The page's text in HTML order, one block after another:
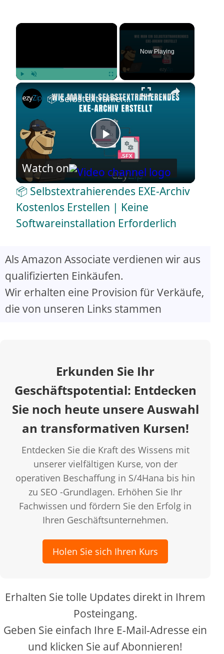
×
Now Playing
×
P
l
a
V
i
o
📦 Selbstextrahierendes EXE-Archiv Kostenlos Erstellen | Keine Softwareinstallation Erforderlich
Watch on
📦 Selbstextrahierendes EXE-Archiv
Kostenlos Erstellen | Keine
Softwareinstallation Erforderlich
Als Amazon Associate verdienen wir aus
qualifizierten Einkäufen.
Wir erhalten eine Provision für Verkäufe,
die von unseren Links stammen
Erkunden Sie Ihr
Geschäftspotential: Entdecken
Sie noch heute unsere Auswahl
an transformativen Kursen!
Entdecken Sie die Kraft des Wissens mit
unserer vielfältigen Kurse, von der
operativen Beschaffung in S/4Hana bis hin
zu SEO -Grundlagen. Erhöhen Sie Ihr
Fachwissen und fördern Sie den Erfolg in
Ihren Geschäftsunternehmen.
Holen Sie sich Ihren Kurs
Erhalten Sie tolle Updates direkt in Ihrem
Posteingang.
Geben Sie einfach Ihre E-Mail-Adresse ein
und klicken Sie auf Abonnieren!